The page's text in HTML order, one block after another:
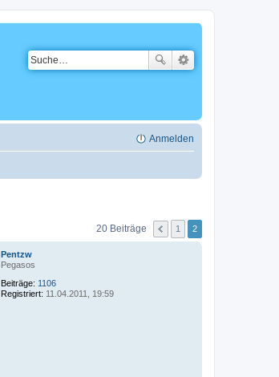
Anmelden
20 Beiträge 1 2
Pentzw
Pegasos
Beiträge: 1106
Registriert: 11.04.2011, 19:59